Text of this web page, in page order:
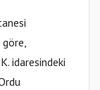
göre,
idaresindeki